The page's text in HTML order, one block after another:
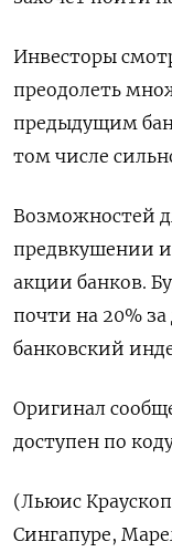
Инвесторы
преодолеть
предыдущим
том числе
Возможностей
предвкушении
акции банков.
почти на 20%
банковский
Оригинал
доступен по
(Льюис
Сингапуре,